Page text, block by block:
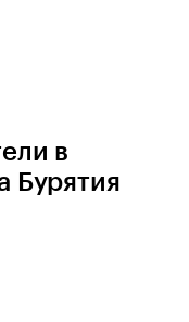
в
Бурятия